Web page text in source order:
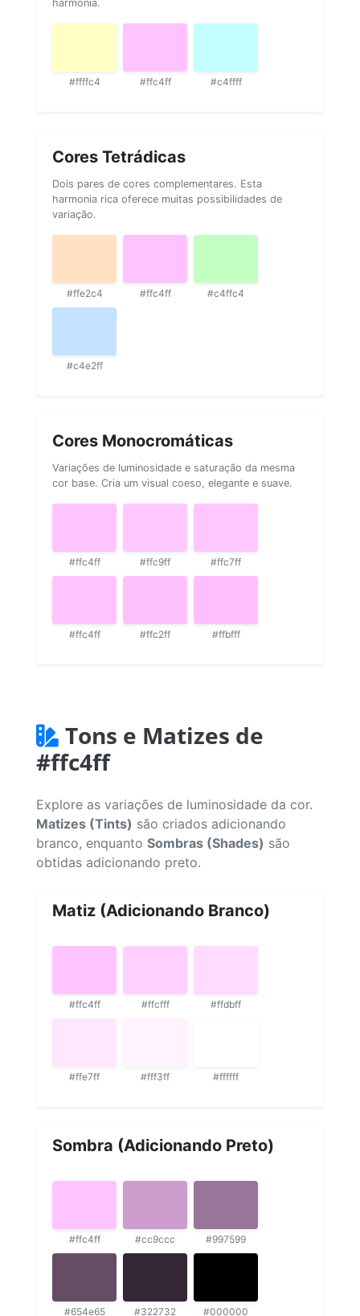
harmonia.
#ffffc4 #ffc4ff #c4ffff
Cores Tetrádicas
Dois pares de cores complementares. Esta
harmonia rica oferece muitas possibilidades de
variação.
#ffe2c4 #ffc4ff #c4ffc4
#c4e2ff
Cores Monocromáticas
Variações de luminosidade e saturação da mesma
cor base. Cria um visual coeso, elegante e suave.
#ffc4ff #ffc9ff #ffc7ff
#ffc4ff #ffc2ff #ffbfff
Tons e Matizes de
#ffc4ff
Explore as variações de luminosidade da cor.
Matizes (Tints) são criados adicionando
branco, enquanto Sombras (Shades) são
obtidas adicionando preto.
Matiz (Adicionando Branco)
#ffc4ff #ffcfff #ffdbff
#ffe7ff #fff3ff #ffffff
Sombra (Adicionando Preto)
#ffc4ff #cc9ccc #997599
#654e65 #322732 #000000